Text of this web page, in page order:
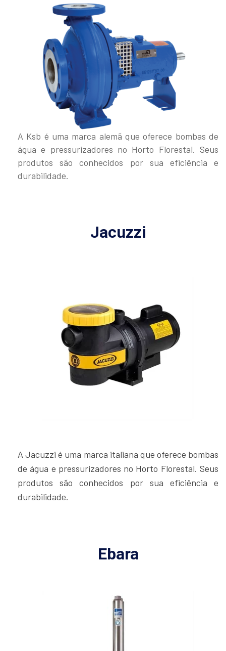
A Ksb é uma marca alemã que oferece bombas de
água e pressurizadores no Horto Florestal. Seus
produtos são conhecidos por sua eficiência e
durabilidade.
Jacuzzi
A Jacuzzi é uma marca italiana que oferece bombas
de água e pressurizadores no Horto Florestal. Seus
produtos são conhecidos por sua eficiência e
durabilidade.
Ebara